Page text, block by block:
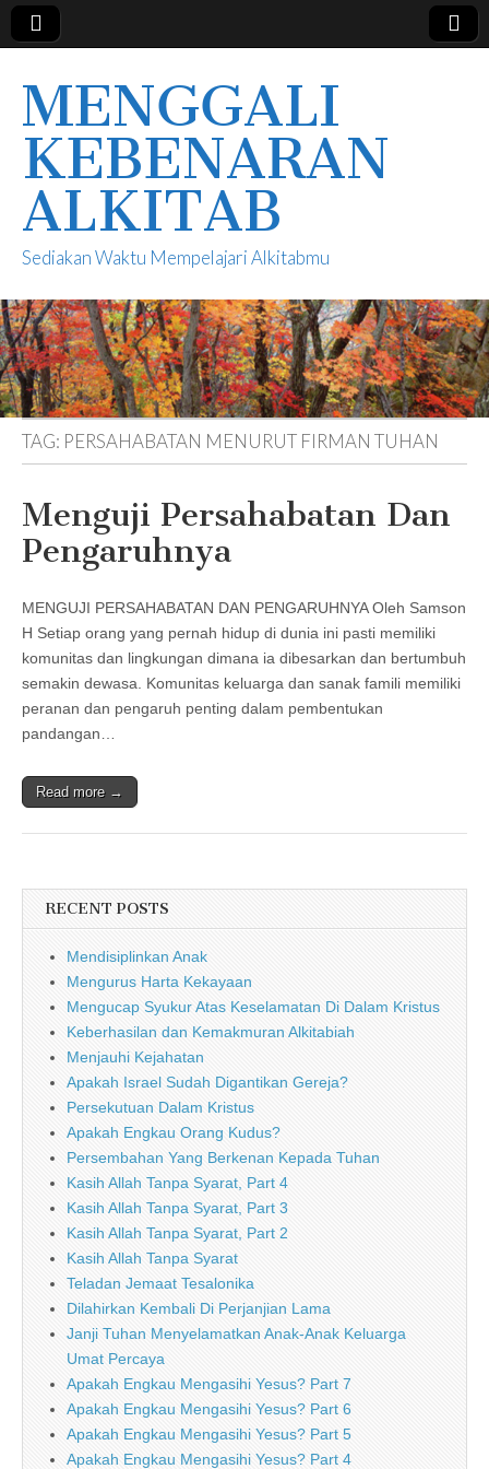
MENGGALI
KEBENARAN
ALKITAB
Sediakan Waktu Mempelajari Alkitabmu
TAG: PERSAHABATAN MENURUT FIRMAN TUHAN
Menguji Persahabatan Dan
Pengaruhnya
MENGUJI PERSAHABATAN DAN PENGARUHNYA Oleh Samson
H Setiap orang yang pernah hidup di dunia ini pasti memiliki
komunitas dan lingkungan dimana ia dibesarkan dan bertumbuh
semakin dewasa. Komunitas keluarga dan sanak famili memiliki
peranan dan pengaruh penting dalam pembentukan
pandangan…
Read more →
RECENT POSTS
Mendisiplinkan Anak
Mengurus Harta Kekayaan
Mengucap Syukur Atas Keselamatan Di Dalam Kristus
Keberhasilan dan Kemakmuran Alkitabiah
Menjauhi Kejahatan
Apakah Israel Sudah Digantikan Gereja?
Persekutuan Dalam Kristus
Apakah Engkau Orang Kudus?
Persembahan Yang Berkenan Kepada Tuhan
Kasih Allah Tanpa Syarat, Part 4
Kasih Allah Tanpa Syarat, Part 3
Kasih Allah Tanpa Syarat, Part 2
Kasih Allah Tanpa Syarat
Teladan Jemaat Tesalonika
Dilahirkan Kembali Di Perjanjian Lama
Janji Tuhan Menyelamatkan Anak-Anak Keluarga
Umat Percaya
Apakah Engkau Mengasihi Yesus? Part 7
Apakah Engkau Mengasihi Yesus? Part 6
Apakah Engkau Mengasihi Yesus? Part 5
Apakah Engkau Mengasihi Yesus? Part 4